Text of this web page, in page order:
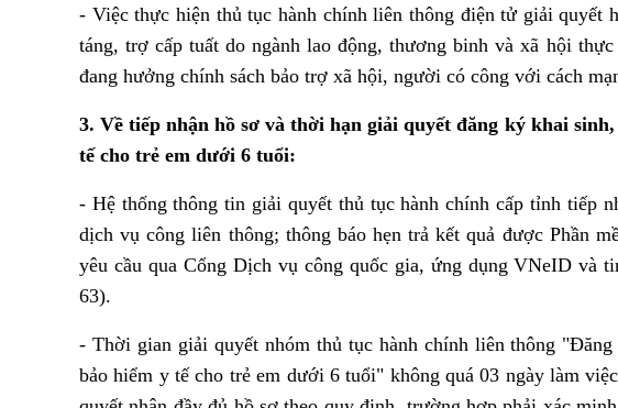
- Việc thực hiện thủ tục hành chính liên thông điện tử giải quyết
táng, trợ cấp tuất do ngành lao động, thương binh và xã hội
đang hưởng chính sách bảo trợ xã hội, người có công với cách
3. Về tiếp nhận hồ sơ và thời hạn giải quyết đăng ký khai
tế cho trẻ em dưới 6 tuổi:
- Hệ thống thông tin giải quyết thủ tục hành chính cấp tỉnh tiếp
dịch vụ công liên thông; thông báo hẹn trả kết quả được Phần
yêu cầu qua Cổng Dịch vụ công quốc gia, ứng dụng VNeID và
63).
- Thời gian giải quyết nhóm thủ tục hành chính liên thông
bảo hiểm y tế cho trẻ em dưới 6 tuổi" không quá 03 ngày làm